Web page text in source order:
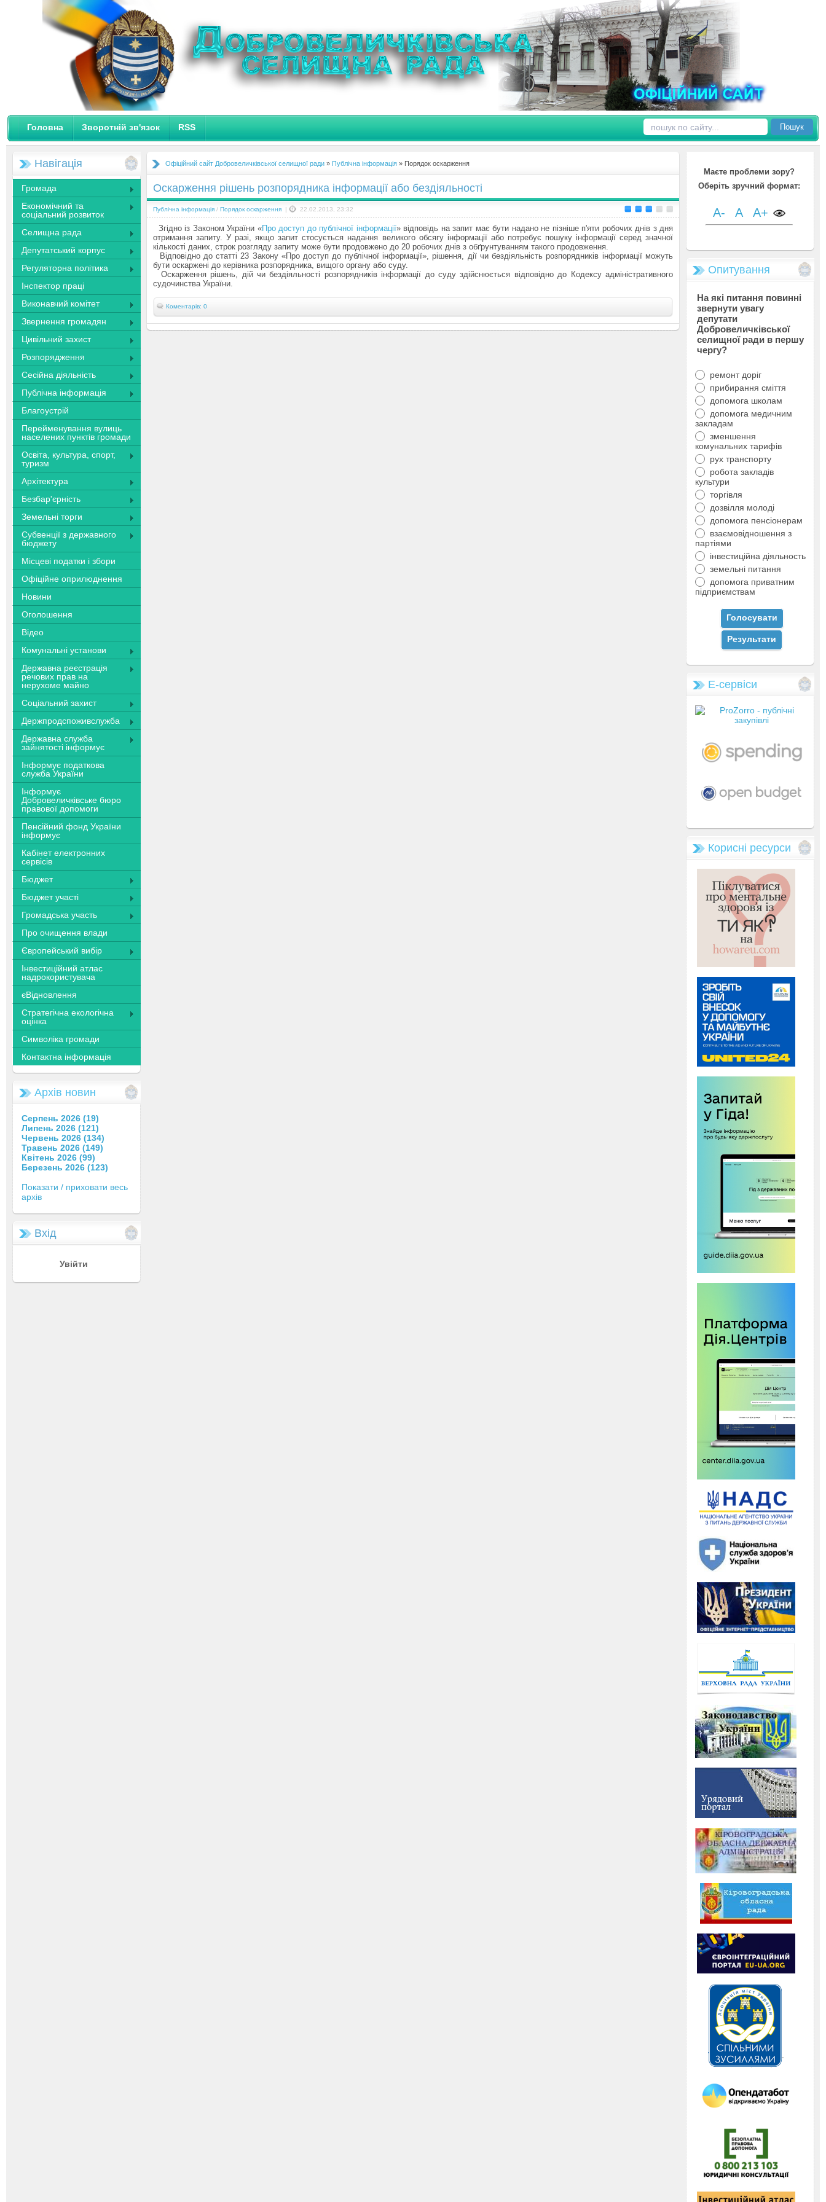
Головна Зворотній зв'язок RSS Пошук
Навігація
Громада
Економічний та
соціальний розвиток
Селищна рада
Депутатський корпус
Регуляторна політика
Інспектор праці
Виконавчий комітет
Звернення громадян
Цивільний захист
Розпорядження
Сесійна діяльність
Публічна інформація
Благоустрій
Перейменування вулиць
населених пунктів громади
Освіта, культура, спорт,
туризм
Архітектура
Безбар'єрність
Земельні торги
Субвенції з державного
бюджету
Місцеві податки і збори
Офіційне оприлюднення
Новини
Оголошення
Відео
Комунальні установи
Державна реєстрація
речових прав на
нерухоме майно
Соціальний захист
Держпродспоживслужба
Державна служба
зайнятості інформує
Інформує податкова
служба України
Інформує
Добровеличківське бюро
правової допомоги
Пенсійний фонд України
інформує
Кабінет електронних
сервісів
Бюджет
Бюджет участі
Громадська участь
Про очищення влади
Європейський вибір
Інвестиційний атлас
надрокористувача
єВідновлення
Стратегічна екологічна
оцінка
Символіка громади
Контактна інформація
Архів новин
Серпень 2026 (19)
Липень 2026 (121)
Червень 2026 (134)
Травень 2026 (149)
Квітень 2026 (99)
Березень 2026 (123)
Показати / приховати весь
архів
Вхід
Увійти
Офіційний сайт Добровеличківської селищної ради » Публічна інформація » Порядок оскарження
Оскарження рішень розпорядника інформації або бездіяльності
Публічна інформація / Порядок оскарження | 22.02.2013, 23:32
Згідно із Законом України «Про доступ до публічної інформації» відповідь на запит має бути надано не пізніше п'яти робочих днів з дня
отримання запиту. У разі, якщо запит стосується надання великого обсягу інформації або потребує пошуку інформації серед значної
кількості даних, строк розгляду запиту може бути продовжено до 20 робочих днів з обґрунтуванням такого продовження.
Відповідно до статті 23 Закону «Про доступ до публічної інформації», рішення, дії чи бездіяльність розпорядників інформації можуть
бути оскаржені до керівника розпорядника, вищого органу або суду.
Оскарження рішень, дій чи бездіяльності розпорядників інформації до суду здійснюється відповідно до Кодексу адміністративного
судочинства України.
Коментарів: 0
Маєте проблеми зору?
Оберіть зручний формат:
A- A A+
Опитування
На які питання повинні
звернути увагу
депутати
Добровеличківської
селищної ради в першу
чергу?
ремонт доріг
прибирання сміття
допомога школам
допомога медичним
закладам
зменшення
комунальних тарифів
рух транспорту
робота закладів
культури
торгівля
дозвілля молоді
допомога пенсіонерам
взаємовідношення з
партіями
інвестиційна діяльность
земельні питання
допомога приватним
підприємствам
Е-сервіси
Корисні ресурси